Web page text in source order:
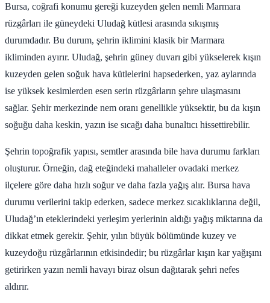
Bursa, coğrafi konumu gereği kuzeyden gelen nemli Marmara
rüzgârları ile güneydeki Uludağ kütlesi arasında sıkışmış
durumdadır. Bu durum, şehrin iklimini klasik bir Marmara
ikliminden ayırır. Uludağ, şehrin güney duvarı gibi yükselerek kışın
kuzeyden gelen soğuk hava kütlelerini hapsederken, yaz aylarında
ise yüksek kesimlerden esen serin rüzgârların şehre ulaşmasını
sağlar. Şehir merkezinde nem oranı genellikle yüksektir, bu da kışın
soğuğu daha keskin, yazın ise sıcağı daha bunaltıcı hissettirebilir.
Şehrin topoğrafik yapısı, semtler arasında bile hava durumu farkları
oluşturur. Örneğin, dağ eteğindeki mahalleler ovadaki merkez
ilçelere göre daha hızlı soğur ve daha fazla yağış alır. Bursa hava
durumu verilerini takip ederken, sadece merkez sıcaklıklarına değil,
Uludağ’ın eteklerindeki yerleşim yerlerinin aldığı yağış miktarına da
dikkat etmek gerekir. Şehir, yılın büyük bölümünde kuzey ve
kuzeydoğu rüzgârlarının etkisindedir; bu rüzgârlar kışın kar yağışını
getirirken yazın nemli havayı biraz olsun dağıtarak şehri nefes
aldırır.